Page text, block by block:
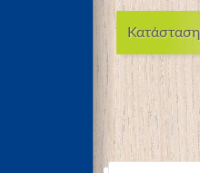
Κατάσταση